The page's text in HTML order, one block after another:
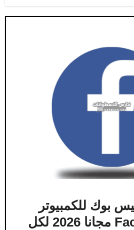
بوك للكمبيوتر
Facebook PC مجانا 2026 لكل